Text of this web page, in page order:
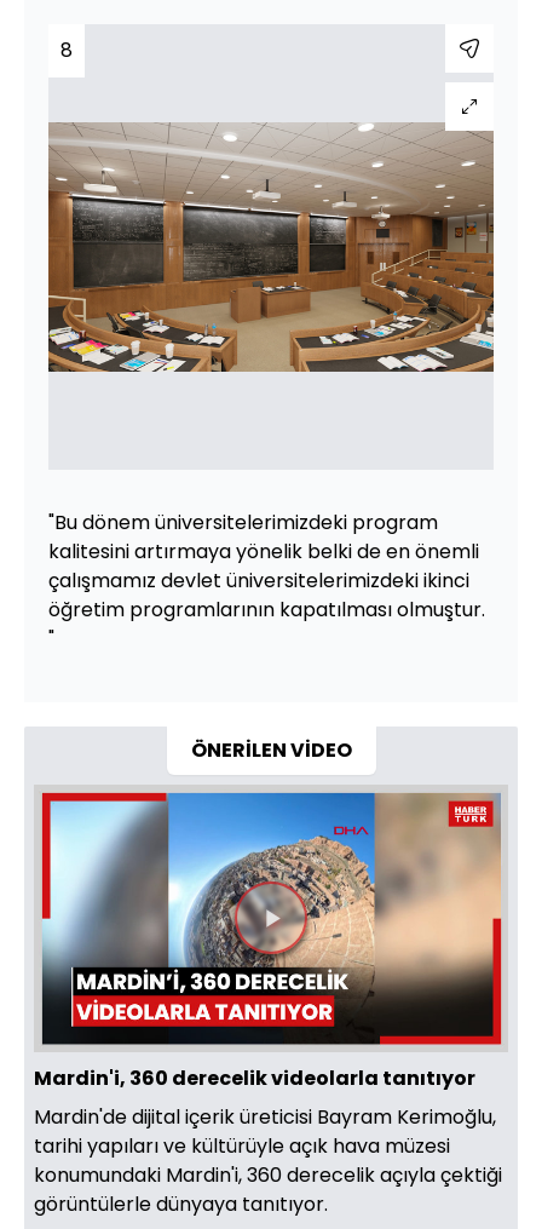
8
"Bu dönem üniversitelerimizdeki program
kalitesini artırmaya yönelik belki de en önemli
çalışmamız devlet üniversitelerimizdeki ikinci
öğretim programlarının kapatılması olmuştur.
"
ÖNERİLEN VİDEO
Videoyu
Oynat
Mardin'i, 360 derecelik videolarla tanıtıyor
Mardin'de dijital içerik üreticisi Bayram Kerimoğlu,
tarihi yapıları ve kültürüyle açık hava müzesi
konumundaki Mardin'i, 360 derecelik açıyla çektiği
görüntülerle dünyaya tanıtıyor.